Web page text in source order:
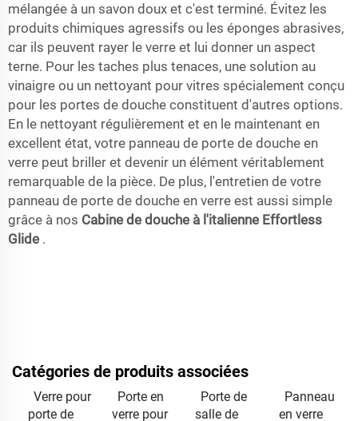
mélangée à un savon doux et c'est terminé. Évitez les
produits chimiques agressifs ou les éponges abrasives,
car ils peuvent rayer le verre et lui donner un aspect
terne. Pour les taches plus tenaces, une solution au
vinaigre ou un nettoyant pour vitres spécialement conçu
pour les portes de douche constituent d'autres options.
En le nettoyant régulièrement et en le maintenant en
excellent état, votre panneau de porte de douche en
verre peut briller et devenir un élément véritablement
remarquable de la pièce. De plus, l'entretien de votre
panneau de porte de douche en verre est aussi simple
grâce à nos Cabine de douche à l'italienne Effortless
Glide .
Catégories de produits associées
Verre pour
porte de
Porte en
verre pour
Porte de
salle de
Panneau
en verre